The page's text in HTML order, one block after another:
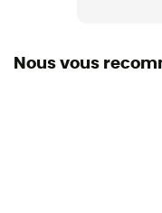
Poches
Nous vous